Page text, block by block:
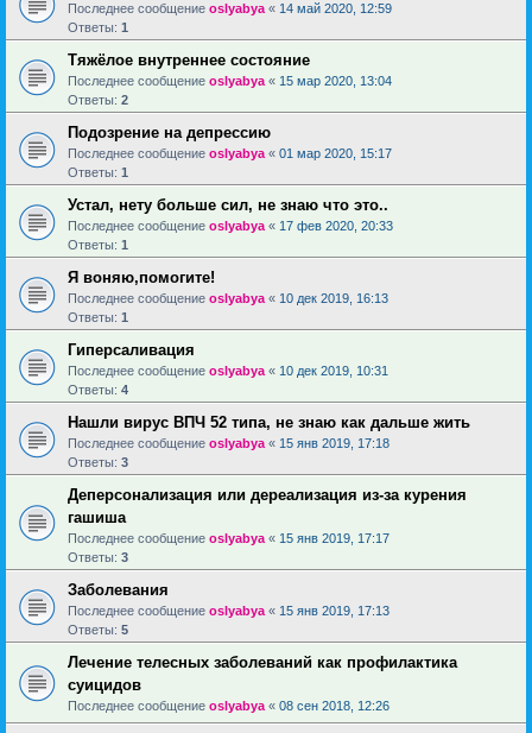
Последнее сообщение oslyabya « 14 май 2020, 12:59
Ответы: 1
Тяжёлое внутреннее состояние
Последнее сообщение oslyabya « 15 мар 2020, 13:04
Ответы: 2
Подозрение на депрессию
Последнее сообщение oslyabya « 01 мар 2020, 15:17
Ответы: 1
Устал, нету больше сил, не знаю что это..
Последнее сообщение oslyabya « 17 фев 2020, 20:33
Ответы: 1
Я воняю,помогите!
Последнее сообщение oslyabya « 10 дек 2019, 16:13
Ответы: 1
Гиперсаливация
Последнее сообщение oslyabya « 10 дек 2019, 10:31
Ответы: 4
Нашли вирус ВПЧ 52 типа, не знаю как дальше жить
Последнее сообщение oslyabya « 15 янв 2019, 17:18
Ответы: 3
Деперсонализация или дереализация из-за курения
гашиша
Последнее сообщение oslyabya « 15 янв 2019, 17:17
Ответы: 3
Заболевания
Последнее сообщение oslyabya « 15 янв 2019, 17:13
Ответы: 5
Лечение телесных заболеваний как профилактика
суицидов
Последнее сообщение oslyabya « 08 сен 2018, 12:26